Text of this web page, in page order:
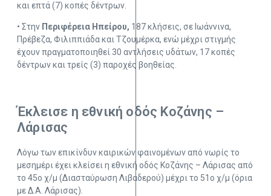
και επτά (7) κοπές δέντρων.
• Στην Περιφέρεια Ηπείρου, 187 κλήσεις, σε Ιωάννινα,
Πρέβεζα, Φιλιππιάδα και Τζουμέρκα, ενώ μέχρι στιγμής
έχουν πραγματοποιηθεί 30 αντλήσεις υδάτων, 17 κοπές
δέντρων και τρείς (3) παροχές βοηθείας.
Έκλεισε η εθνική οδός Κοζάνης –
Λάρισας
Λόγω των επικίνδυν καιρικών φαινομένων από νωρίς το
μεσημέρι έχει κλείσει η εθνική οδός Κοζάνης – Λάρισας από
το 45ο χ/μ (Διασταύρωση Λιβαδερού) μέχρι το 51ο χ/μ (όρια
με Δ.Α. Λάρισας).